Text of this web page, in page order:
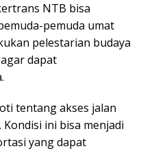
NTB bisa
pemuda umat
pelestarian budaya
dapat
tentang akses jalan
Kondisi ini bisa menjadi
yang dapat